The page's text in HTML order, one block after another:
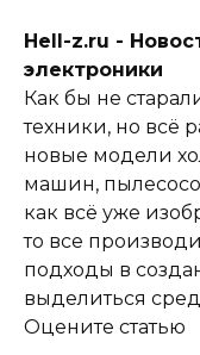
Hell-z.ru -
электроники
Как бы не
техники, но всё
новые модели
машин,
как всё уже
то все
подходы в
выделиться
Оцените статью